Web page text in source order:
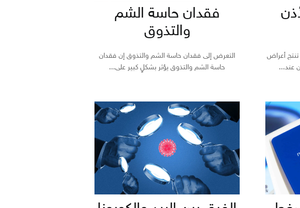
أعراض
عند...
فقدان حاسة الشم
والتذوق
التعرض إلى فقدان حاسة الشم والتذوق إن فقدان
حاسة الشم والتذوق يؤثر بشكلٍ كبير على...